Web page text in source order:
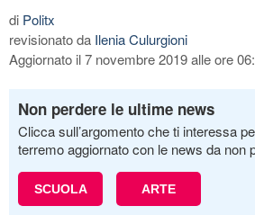
di Politx
revisionato da Ilenia Culurgioni
Aggiornato il 7 novembre 2019 alle ore
Non perdere le ultime news
Clicca sull’argomento che ti interessa
terremo aggiornato con le news da non
SCUOLA ARTE